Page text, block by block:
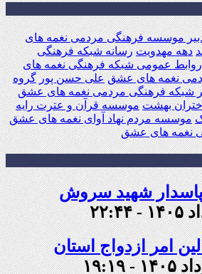
موسسه فرهنگی مردمی نغمه های
دهه مهدویت رسانه شبکه فرهنگی
روابط عمومی شبکه فرهنگی نغمه های
نغمه های عشق علی حسن پور گروه
شبکه فرهنگی مردمی نغمه های عشق
بهشت موسسه قرآن و عترت رایه
موسسه مردم نهاد آوای نغمه های عشق
نغمه های عشق
پاسدار شهید سروش
امر ازدواج استان